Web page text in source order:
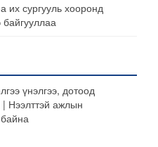
сургууль хооронд
үнэлгээ, дотоод
| Нээлттэй ажлын